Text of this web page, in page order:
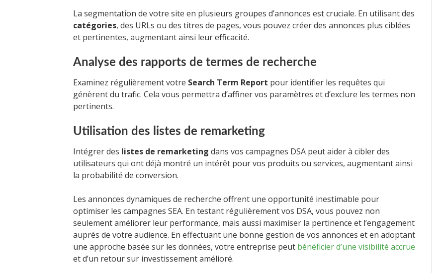
La segmentation de votre site en plusieurs groupes d’annonces est cruciale. En utilisant des
catégories, des URLs ou des titres de pages, vous pouvez créer des annonces plus ciblées
et pertinentes, augmentant ainsi leur efficacité.
Analyse des rapports de termes de recherche
Examinez régulièrement votre Search Term Report pour identifier les requêtes qui
génèrent du trafic. Cela vous permettra d’affiner vos paramètres et d’exclure les termes non
pertinents.
Utilisation des listes de remarketing
Intégrer des listes de remarketing dans vos campagnes DSA peut aider à cibler des
utilisateurs qui ont déjà montré un intérêt pour vos produits ou services, augmentant ainsi
la probabilité de conversion.
Les annonces dynamiques de recherche offrent une opportunité inestimable pour
optimiser les campagnes SEA. En testant régulièrement vos DSA, vous pouvez non
seulement améliorer leur performance, mais aussi maximiser la pertinence et l’engagement
auprès de votre audience. En effectuant une bonne gestion de vos annonces et en adoptant
une approche basée sur les données, votre entreprise peut bénéficier d’une visibilité accrue
et d’un retour sur investissement amélioré.